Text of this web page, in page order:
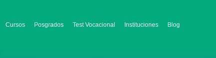
Cursos Posgrados Test Vocacional Instituciones Blog